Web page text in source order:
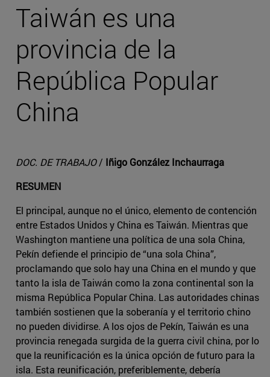
Taiwán es una
provincia de la
República Popular
China
DOC. DE TRABAJO/ Iñigo González Inchaurraga
RESUMEN
El principal, aunque no el único, elemento de contención
entre Estados Unidos y China es Taiwán. Mientras que
Washington mantiene una política de una sola China,
Pekín defiende el principio de “una sola China”,
proclamando que solo hay una China en el mundo y que
tanto la isla de Taiwán como la zona continental son la
misma República Popular China. Las autoridades chinas
también sostienen que la soberanía y el territorio chino
no pueden dividirse. A los ojos de Pekín, Taiwán es una
provincia renegada surgida de la guerra civil china, por lo
que la reunificación es la única opción de futuro para la
isla. Esta reunificación, preferiblemente, debería